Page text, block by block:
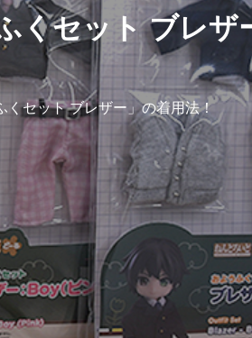
くセット ブレザ
くセット ブレザー」の着用法！